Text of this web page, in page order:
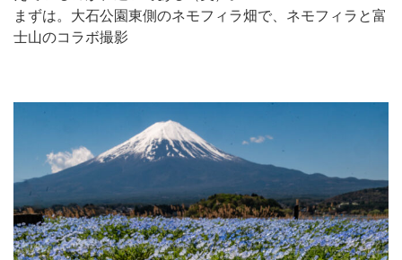
まずは。大石公園東側のネモフィラ畑で、ネモフィラと富
士山のコラボ撮影